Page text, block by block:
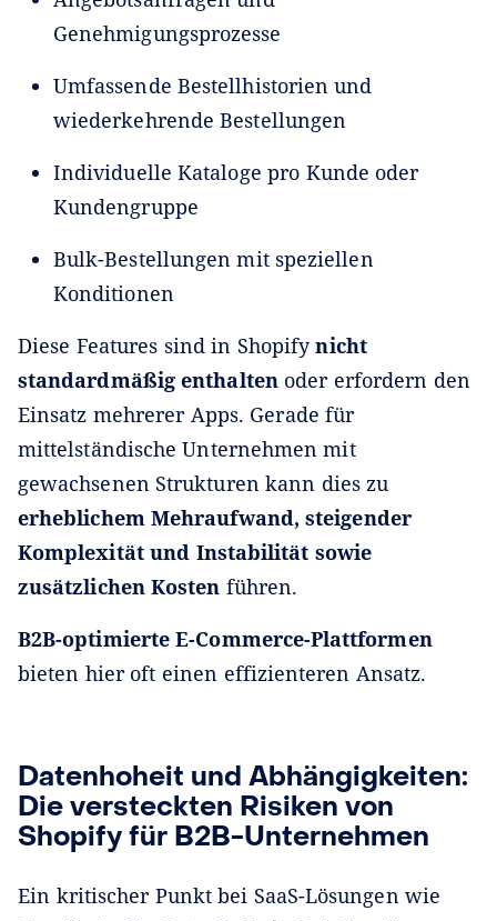
Genehmigungsprozesse
Umfassende Bestellhistorien und
wiederkehrende Bestellungen
Individuelle Kataloge pro Kunde oder
Kundengruppe
Bulk-Bestellungen mit speziellen
Konditionen
Diese Features sind in Shopifynicht
standardmäßig enthaltenoder erfordern den
Einsatz mehrerer Apps. Gerade für
mittelständische Unternehmen mit
gewachsenen Strukturen kann dies zu
erheblichem Mehraufwand, steigender
Komplexität und Instabilität sowie
zusätzlichen Kosten führen.
B2B-optimierte E-Commerce-Plattformen
bieten hier oft einen effizienteren Ansatz.
Datenhoheit und Abhängigkeiten:
Die versteckten Risiken von
Shopify für B2B-Unternehmen
Ein kritischer Punkt bei SaaS-Lösungen wie